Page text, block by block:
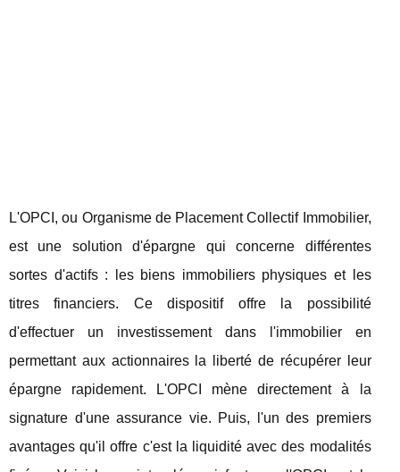
L'OPCI, ou Organisme de Placement Collectif Immobilier,
est une solution d'épargne qui concerne différentes
sortes d'actifs : les biens immobiliers physiques et les
titres financiers. Ce dispositif offre la possibilité
d'effectuer un investissement dans l'immobilier en
permettant aux actionnaires la liberté de récupérer leur
épargne rapidement. L'OPCI mène directement à la
signature d'une assurance vie. Puis, l'un des premiers
avantages qu'il offre c'est la liquidité avec des modalités